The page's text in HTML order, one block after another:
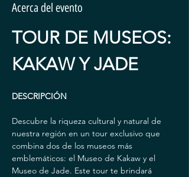
Acerca del evento
TOUR DE MUSEOS:
KAKAW Y JADE
DESCRIPCIÓN
Descubre la riqueza cultural y natural de
nuestra región en un tour exclusivo que
combina dos de los museos más
emblemáticos: el Museo de Kakaw y el
Museo de Jade. Este tour te brindará